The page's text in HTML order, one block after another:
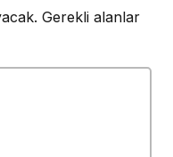
Gerekli alanlar